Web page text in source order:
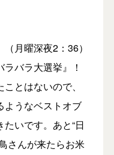
月曜深夜2：36）
バラ大選挙』！
とはないので、
ようなベストオブ
いです。あと“日
さんが来たらお米